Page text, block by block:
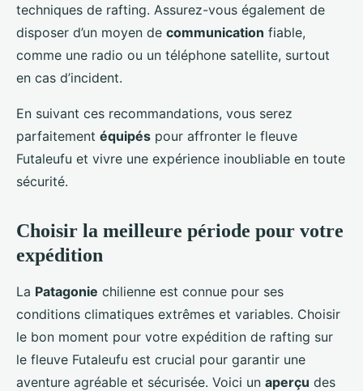
techniques de rafting. Assurez-vous également de
disposer d’un moyen de communication fiable,
comme une radio ou un téléphone satellite, surtout
en cas d’incident.
En suivant ces recommandations, vous serez
parfaitement équipés pour affronter le fleuve
Futaleufu et vivre une expérience inoubliable en toute
sécurité.
Choisir la meilleure période pour votre
expédition
La Patagonie chilienne est connue pour ses
conditions climatiques extrêmes et variables. Choisir
le bon moment pour votre expédition de rafting sur
le fleuve Futaleufu est crucial pour garantir une
aventure agréable et sécurisée. Voici un aperçu des